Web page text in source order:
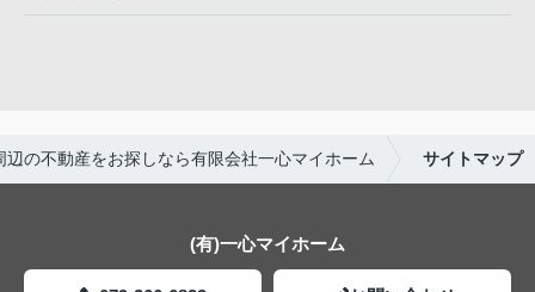
辺の不動産をお探しなら有限会社一心マイホーム サイトマップ
(有)一心マイホーム